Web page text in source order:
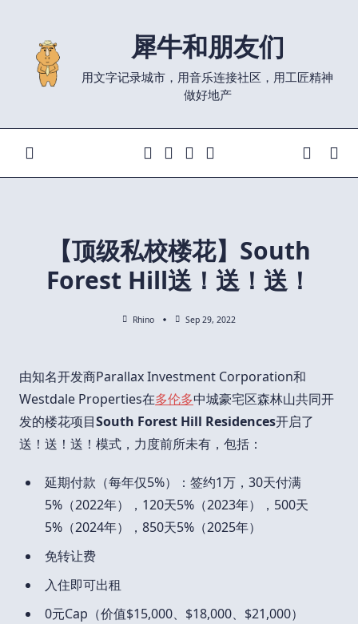
content
犀牛和朋友们
用文字记录城市，用音乐连接社区，用工匠精神
做好地产
【顶级私校楼花】South
Forest Hill送！送！送！
Rhino Sep 29, 2022
由知名开发商Parallax Investment Corporation和
Westdale Properties在多伦多中城豪宅区森林山共同开
发的楼花项目South Forest Hill Residences开启了
送！送！送！模式，力度前所未有，包括：
延期付款（每年仅5%）：签约1万，30天付满
5%（2022年），120天5%（2023年），500天
5%（2024年），850天5%（2025年）
免转让费
入住即可出租
0元Cap（价值$15,000、$18,000、$21,000）